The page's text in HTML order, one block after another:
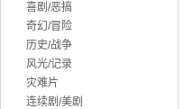
喜剧/恶搞
奇幻/冒险
历史/战争
风光/记录
灾难片
连续剧/美剧